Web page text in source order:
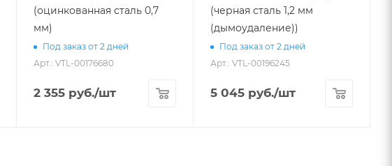
(оцинкованная сталь 0,7
мм)
Под заказ от 2 дней
Арт.: VTL-00176680
2 355 руб./шт
(черная сталь 1,2 мм
(дымоудаление))
Под заказ от 2 дней
Арт.: VTL-00196245
5 045 руб./шт